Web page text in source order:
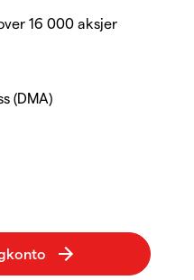
16 000 aksjer
(DMA)